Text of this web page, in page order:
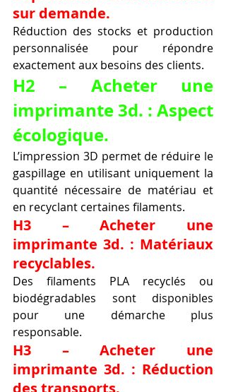
sur demande.
Réduction des stocks et production
personnalisée pour répondre
exactement aux besoins des clients.
H2 – Acheter une
imprimante 3d. : Aspect
écologique.
L’impression 3D permet de réduire le
gaspillage en utilisant uniquement la
quantité nécessaire de matériau et
en recyclant certaines filaments.
H3 – Acheter une
imprimante 3d. : Matériaux
recyclables.
Des filaments PLA recyclés ou
biodégradables sont disponibles
pour une démarche plus
responsable.
H3 – Acheter une
imprimante 3d. : Réduction
des transports.